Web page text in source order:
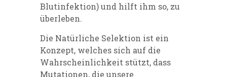
Blutinfektion) und hilft ihm so, zu
überleben.
Die Natürliche Selektion ist ein
Konzept, welches sich auf die
Wahrscheinlichkeit stützt, dass
Mutationen, die unsere